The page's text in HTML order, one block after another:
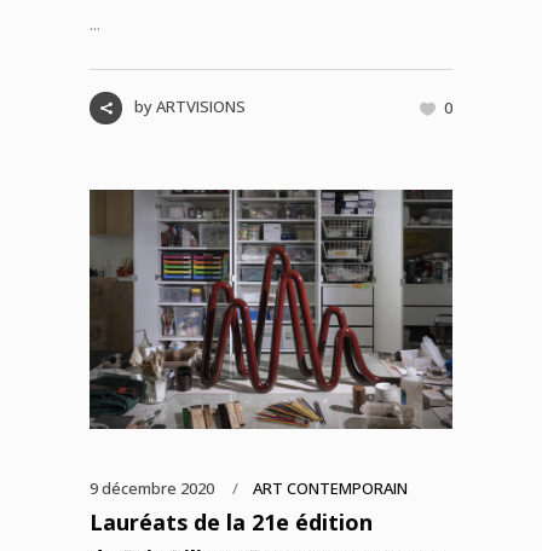
...
byARTVISIONS 0
9 décembre 2020 ART CONTEMPORAIN
Lauréats de la 21e édition